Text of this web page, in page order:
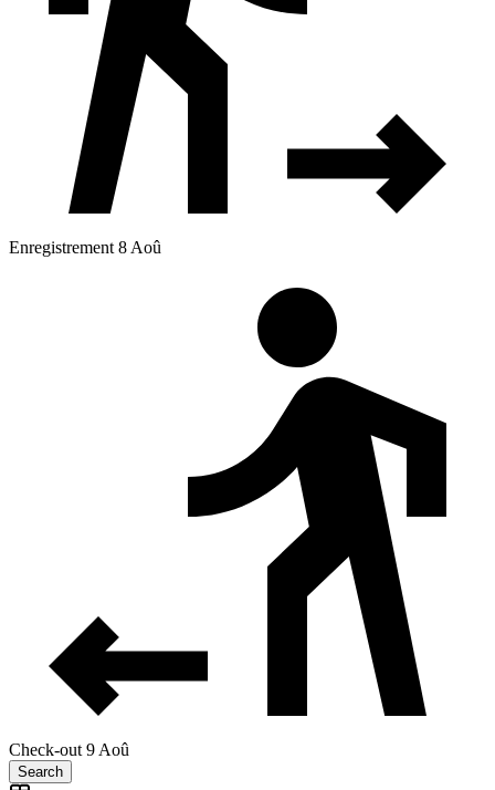
Enregistrement 8 Aoû
Check-out 9 Aoû
Search